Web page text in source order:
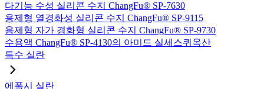
다기능 수성 실리콘 수지 ChangFu® SP-7630
용제형 열경화성 실리콘 수지 ChangFu® SP-9115
용제형 자가 경화형 실리콘 수지 ChangFu® SP-9730
수용액 ChangFu® SP-4130의 아미드 실세스퀴옥산
특수 실란
에폭시 실란